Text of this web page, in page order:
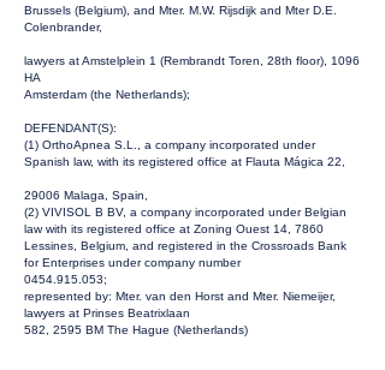
Brussels (Belgium), and Mter. M.W. Rijsdijk and Mter D.E.
Colenbrander,
lawyers at Amstelplein 1 (Rembrandt Toren, 28th floor), 1096
HA
Amsterdam (the Netherlands);
DEFENDANT(S):
(1) OrthoApnea S.L., a company incorporated under
Spanish law, with its registered office at Flauta Mágica 22,
29006 Malaga, Spain,
(2) VIVISOL B BV, a company incorporated under Belgian
law with its registered office at Zoning Ouest 14, 7860
Lessines, Belgium, and registered in the Crossroads Bank
for Enterprises under company number
0454.915.053;
represented by: Mter. van den Horst and Mter. Niemeijer,
lawyers at Prinses Beatrixlaan
582, 2595 BM The Hague (Netherlands)